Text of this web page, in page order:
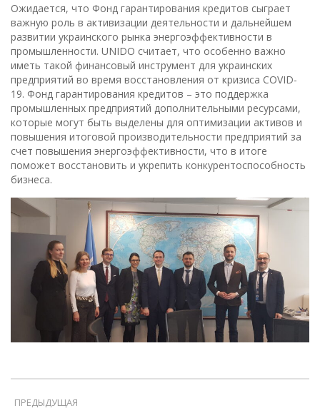
Ожидается, что Фонд гарантирования кредитов сыграет
важную роль в активизации деятельности и дальнейшем
развитии украинского рынка энергоэффективности в
промышленности. UNIDO считает, что особенно важно
иметь такой финансовый инструмент для украинских
предприятий во время восстановления от кризиса COVID-
19. Фонд гарантирования кредитов – это поддержка
промышленных предприятий дополнительными ресурсами,
которые могут быть выделены для оптимизации активов и
повышения итоговой производительности предприятий за
счет повышения энергоэффективности, что в итоге
поможет восстановить и укрепить конкурентоспособность
бизнеса.
ПРЕДЫДУЩАЯ